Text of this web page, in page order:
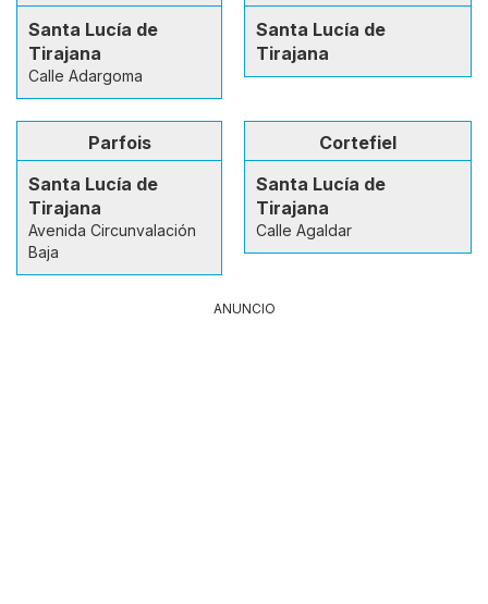
Santa Lucía de
Tirajana
Calle Adargoma
Santa Lucía de
Tirajana
Parfois
Santa Lucía de
Tirajana
Avenida Circunvalación
Baja
Cortefiel
Santa Lucía de
Tirajana
Calle Agaldar
ANUNCIO